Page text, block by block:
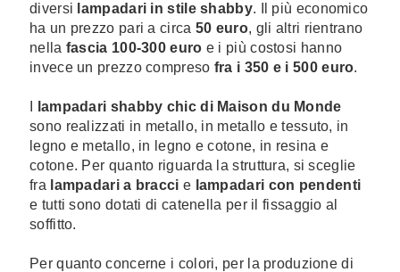
diversi lampadari in stile shabby. Il più economico
ha un prezzo pari a circa 50 euro, gli altri rientrano
nella fascia 100-300 euro e i più costosi hanno
invece un prezzo compreso fra i 350 e i 500 euro.
lampadari shabby chic di Maison du Monde
sono realizzati in metallo, in metallo e tessuto, in
legno e metallo, in legno e cotone, in resina e
cotone. Per quanto riguarda la struttura, si sceglie
fra lampadari a bracci e lampadari con pendenti
e tutti sono dotati di catenella per il fissaggio al
soffitto.
Per quanto concerne i colori, per la produzione di